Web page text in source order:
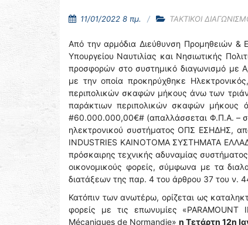
11/01/2022 8 πμ. ΤΑΚΤΙΚΟΙ
Από την αρμόδια Διεύθυνση Προμηθειών &
Υπουργείου Ναυτιλίας και Νησιωτικής
προσφορών στο συστημικό διαγωνισμό με
με την οποία προκηρύχθηκε
περιπολικών σκαφών μήκους άνω των
παράκτιων περιπολικών σκαφών μήκους
#60.000.000,00€# (απαλλάσσεται Φ.Π.Α. –
ηλεκτρονικού συστήματος ΟΠΣ ΕΣΗΔΗΣ,
INDUSTRIES ΚΑΙΝΟΤΟΜΑ ΣΥΣΤΗΜΑΤΑ
πρόσκαιρης τεχνικής αδυναμίας
οικονομικούς φορείς, σύμφωνα με τα
διατάξεων της παρ. 4 του άρθρου 37 του ν.
Κατόπιν των ανωτέρω, ορίζεται ως
φορείς με τις επωνυμίες
Mécaniques de Normandie» η Τετάρτη 12η